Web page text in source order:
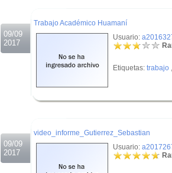
09/09
2017
Trabajo Académico Huamaní
Usuario:
Etiquetas: trabajo ,
09/09
2017
video_informe_Gutierrez_Sebastian
Usuario: